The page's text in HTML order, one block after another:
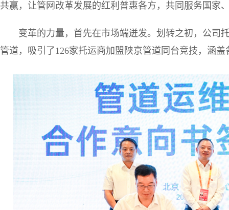
共赢，让管网改革发展的红利普惠各方，共同服务国家
变革的力量，首先在市场端迸发。划转之初，公司
管道，吸引了126家托运商加盟陕京管道同台竞技，涵